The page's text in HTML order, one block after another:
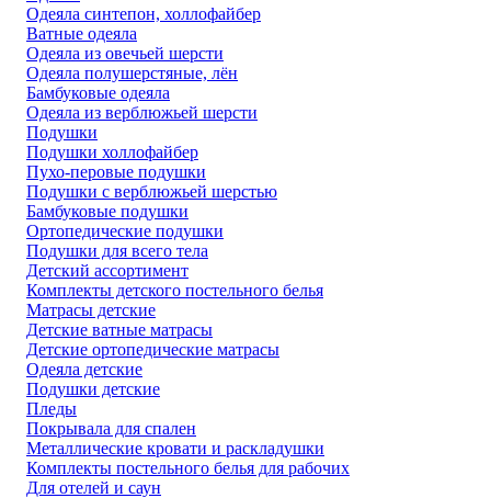
Одеяла синтепон, холлофайбер
Ватные одеяла
Одеяла из овечьей шерсти
Одеяла полушерстяные, лён
Бамбуковые одеяла
Одеяла из верблюжьей шерсти
Подушки
Подушки холлофайбер
Пухо-перовые подушки
Подушки с верблюжьей шерстью
Бамбуковые подушки
Ортопедические подушки
Подушки для всего тела
Детский ассортимент
Комплекты детского постельного белья
Матрасы детские
Детские ватные матрасы
Детские ортопедические матрасы
Одеяла детские
Подушки детские
Пледы
Покрывала для спален
Металлические кровати и раскладушки
Комплекты постельного белья для рабочих
Для отелей и саун